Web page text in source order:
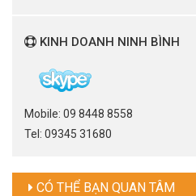
KINH DOANH NINH BÌNH
Mobile: 09 8448 8558
Tel: 09345 31680
CÓ THỂ BẠN QUAN TÂM